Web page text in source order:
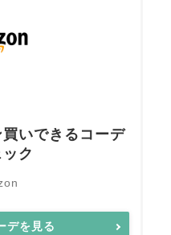
いできるコーデ
ク
デを見る